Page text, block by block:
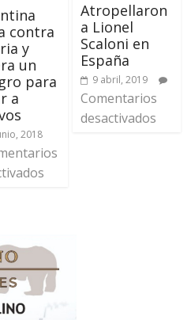
contra
y
un
para
a
2018
Atropellaron
a Lionel
Scaloni en
España
9 abril, 2019
Comentarios
desactivados